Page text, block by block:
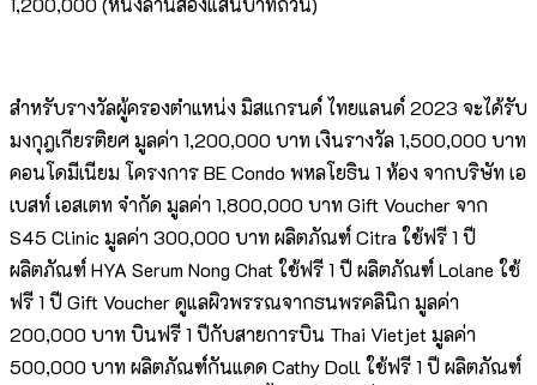
สำหรับรางวัลผู้ครองตำแหน่ง มิสแกรนด์ ไทยแลนด์ 2023 จะได้รับ
มงกุฎเกียรติยศ มูลค่า 1,200,000 บาท เงินรางวัล 1,500,000 บาท
คอนโดมีเนียม โครงการ BE Condo พหลโยธิน 1 ห้อง จากบริษัท เอ
เบสท์ เอสเตท จำกัด มูลค่า 1,800,000 บาท Gift Voucher จาก
S45 Clinic มูลค่า 300,000 บาท ผลิตภัณฑ์ Citra ใช้ฟรี 1 ปี
ผลิตภัณฑ์​ HYA Serum Nong Chat ใช้ฟรี 1 ปี ผลิตภัณฑ์ Lolane ใช้
ฟรี 1 ปี Gift Voucher ดูแลผิวพรรณจากธนพรคลินิก มูลค่า
200,000 บาท บินฟรี 1 ปีกับสายการบิน Thai Vietjet มูลค่า
500,000 บาท ผลิตภัณฑ์กันแดด Cathy Doll ใช้ฟรี 1 ปี ผลิตภัณฑ์